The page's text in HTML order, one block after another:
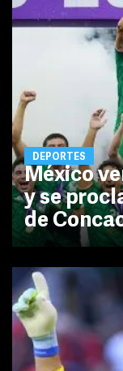
DEPORTES
México
y se
de